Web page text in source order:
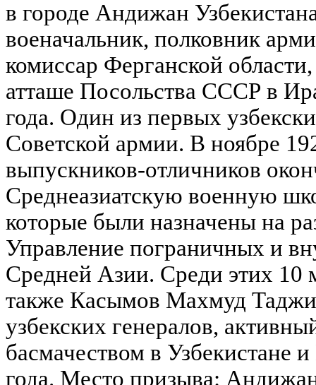
в городе Андижан
военачальник, полковник
комиссар Ферганской
атташе Посольства СССР в
года. Один из первых
Советской армии. В ноябре
выпускников-отличников
Среднеазиатскую военную
которые были назначены на
Управление пограничных и
Средней Азии. Среди этих 10
также Касымов Махмуд
узбекских генералов,
басмачеством в
года. Место призыва: